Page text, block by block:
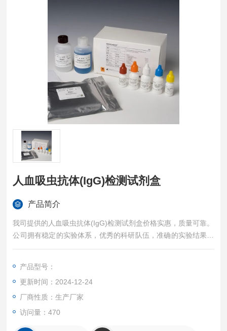
人血吸虫抗体(IgG)检测试剂盒
产品简介
我司提供的人血吸虫抗体(IgG)检测试剂盒价格实惠，质量可靠。
公司拥有稳定的实验体系，优秀的科研队伍，准确的实验结果，
是您值得信赖的合作伙伴，凡购买我司的试剂盒产品都可提供全
产品型号：
更新时间：2024-12-24
厂商性质：生产厂家
访问量：470